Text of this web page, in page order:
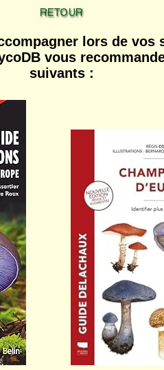
lors de vos
vous
suivants :